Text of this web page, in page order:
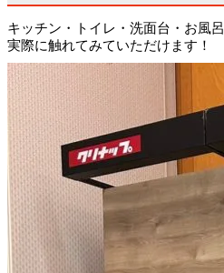
キッチン・トイレ・洗面台・お風呂
実際に触れてみていただけます！